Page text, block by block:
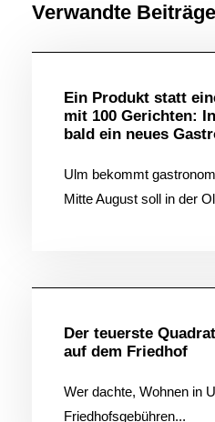
Verwandte Beiträge
Ein Produkt statt
mit 100 Gerichten:
bald ein neues
Ulm bekommt
Mitte August soll in der
Der teuerste
auf dem Friedhof
Wer dachte, Wohnen in
Friedhofsgebühren...